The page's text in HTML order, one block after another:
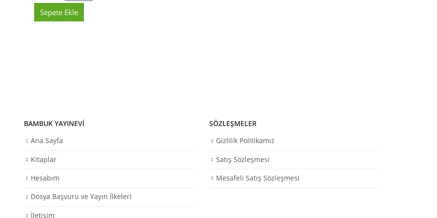
Sepete Ekle
BAMBUK YAYINEVI
Ana Sayfa
Kitaplar
Hesabım
Dosya Başvuru ve Yayın İlkeleri
İletişim
SÖZLEŞMELER
Gizlilik Politikamız
Satış Sözleşmesi
Mesafeli Satış Sözleşmesi